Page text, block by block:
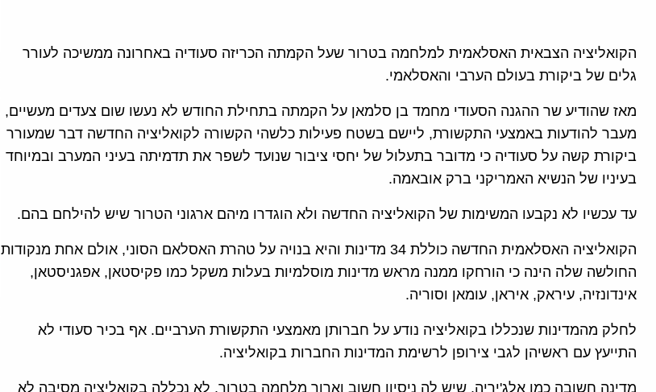
הקואליציה הצבאית האסלאמית למלחמה בטרור שעל הקמתה הכריזה סעודיה באחרונה ממשיכה לעורר
גלים של ביקורת בעולם הערבי והאסלאמי.
מאז שהודיע שר ההגנה הסעודי מחמד בן סלמאן על הקמתה בתחילת החודש לא נעשו שום צעדים מעשיים,
מעבר להודעות באמצעי התקשורת, ליישם בשטח פעילות כלשהי הקשורה לקואליציה החדשה דבר שמעורר
ביקורת קשה על סעודיה כי מדובר בתעלול של יחסי ציבור שנועד לשפר את תדמיתה בעיני המערב ובמיוחד
בעיניו של הנשיא האמריקני ברק אובאמה.
עד עכשיו לא נקבעו המשימות של הקואליציה החדשה ולא הוגדרו מיהם ארגוני הטרור שיש להילחם בהם.
הקואליציה האסלאמית החדשה כוללת 34 מדינות והיא בנויה על טהרת האסלאם הסוני, אולם אחת מנקודות
החולשה שלה הינה כי הורחקו ממנה מראש מדינות מוסלמיות בעלות משקל כמו פקיסטאן, אפגניסטאן,
אינדונזיה, עיראק, איראן, עומאן וסוריה.
לחלק מהמדינות שנכללו בקואליציה נודע על חברותן מאמצעי התקשורת הערביים. אף בכיר סעודי לא
התייעץ עם ראשיהן לגבי צירופן לרשימת המדינות החברות בקואליציה.
מדינה חשובה כמו אלג'יריה, שיש לה ניסיון חשוב וארוך מלחמה בטרור, לא נכללה בקואליציה מסיבה לא